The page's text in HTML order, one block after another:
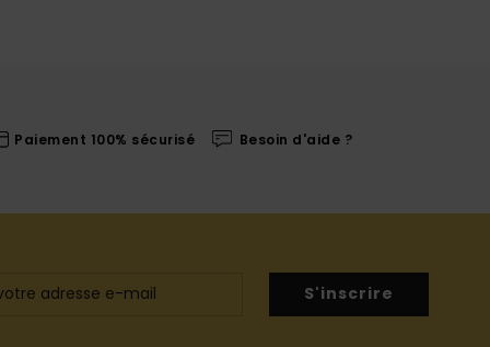
Paiement 100% sécurisé Besoin d'aide ?
S'inscrire